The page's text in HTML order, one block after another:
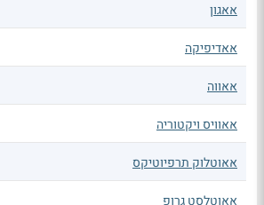
אאגון
אאדיפיקה
אאווה
אאוויס ויקטוריה
אאוטלוק תרפיוטיקס
אאוטלסט גרופ